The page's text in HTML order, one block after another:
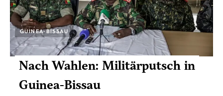
GUINEA-BISSAU
Nach Wahlen: Militärputsch in
Guinea-Bissau